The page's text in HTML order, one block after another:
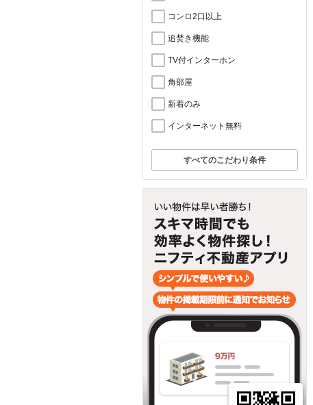
コンロ2口以上
追焚き機能
TV付インターホン
角部屋
新着のみ
インターネット無料
すべてのこだわり条件